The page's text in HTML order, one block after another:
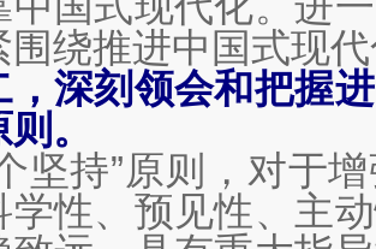
围绕推进中国式现
，深刻领会和把握
。
坚持”原则，对于
学性、预见性、主